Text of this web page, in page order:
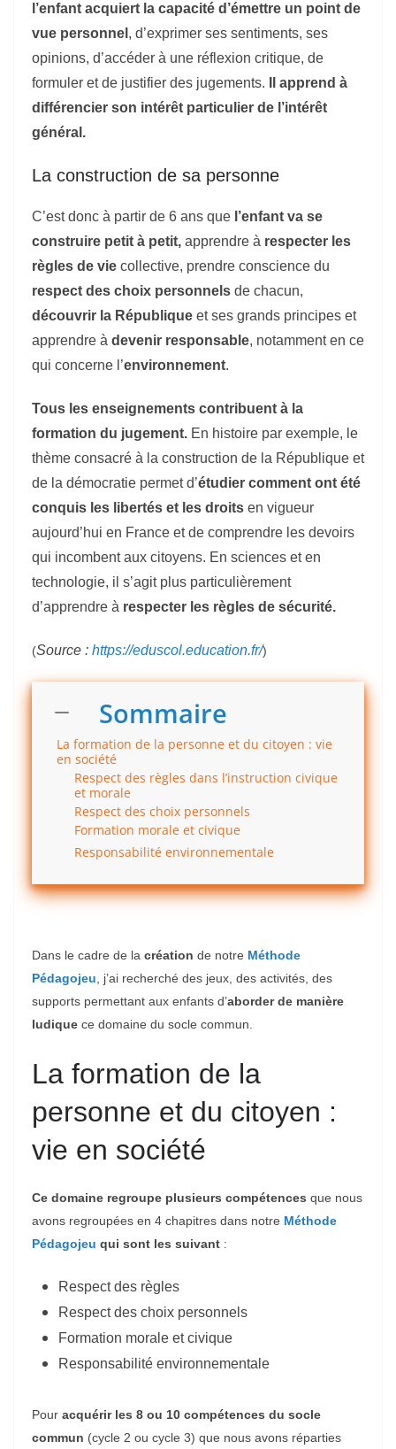
l’enfant acquiert la capacité d’émettre un point de
vue personnel , d’exprimer ses sentiments, ses
opinions, d’accéder à une réflexion critique, de
formuler et de justifier des jugements.
Il apprend à
différencier son intérêt particulier de l’intérêt
général.
La construction de sa personne
C’est donc à partir de 6 ans que l’enfant va se
construire petit à petit, apprendre à respecter les
règles de vie collective, prendre conscience du
respect des choix personnels de chacun,
découvrir la République et ses grands principes et
apprendre à devenir responsable, notamment en ce
qui concerne l’environnement.
Tous les enseignements contribuent à la
formation du jugement. En histoire par exemple, le
thème consacré à la construction de la République et
de la démocratie permet d’étudier comment ont été
conquis les libertés et les droits en vigueur
aujourd’hui en France et de comprendre les devoirs
qui incombent aux citoyens. En sciences et en
technologie, il s’agit plus particulièrement
d’apprendre à respecter les règles de sécurité.
(Source : https://eduscol.education.fr/)
Sommaire
La formation de la personne et du citoyen : vie
en société
Respect des règles dans l’instruction civique
et morale
Respect des choix personnels
Formation morale et civique
Responsabilité environnementale
Dans le cadre de la création de notre Méthode
Pédagojeu , j’ai recherché des jeux, des activités, des
supports permettant aux enfants d’aborder de manière
ludique ce domaine du socle commun.
La formation de la
personne et du citoyen :
vie en société
Ce domaine regroupe plusieurs compétences que nous
avons regroupées en 4 chapitres dans notre Méthode
Pédagojeu qui sont les suivant :
Respect des règles
Respect des choix personnels
Formation morale et civique
Responsabilité environnementale
Pour acquérir les 8 ou 10 compétences du socle
commun (cycle 2 ou cycle 3) que nous avons réparties